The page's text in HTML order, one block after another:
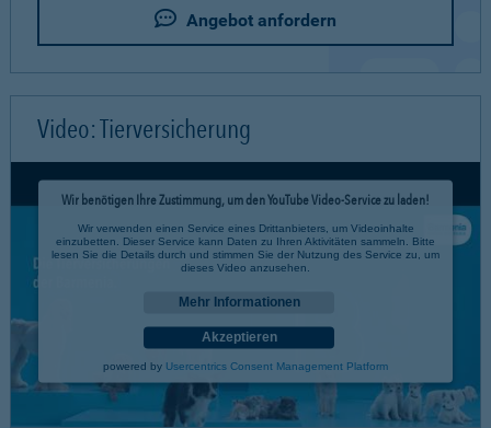
Angebot anfordern
Video: Tierversicherung
Wir benötigen Ihre Zustimmung, um den YouTube Video-Service zu laden!
Wir verwenden einen Service eines Drittanbieters, um Videoinhalte
einzubetten. Dieser Service kann Daten zu Ihren Aktivitäten sammeln. Bitte
lesen Sie die Details durch und stimmen Sie der Nutzung des Service zu, um
dieses Video anzusehen.
Mehr Informationen
Akzeptieren
powered by Usercentrics Consent Management Platform